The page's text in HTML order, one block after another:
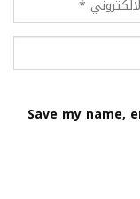
Save my name,